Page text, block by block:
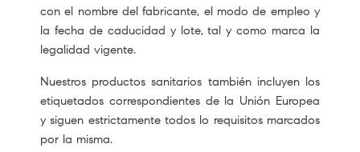
con el nombre del fabricante, el modo de empleo y
la fecha de caducidad y lote, tal y como marca la
legalidad vigente.
Nuestros productos sanitarios también incluyen los
etiquetados correspondientes de la Unión Europea
y siguen estrictamente todos lo requisitos marcados
por la misma.